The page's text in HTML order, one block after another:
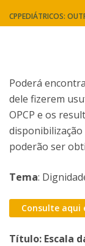
CPPEDIÁTRICOS:
Poderá
dele fizerem
OPCP e os
poderão ser
Tema:
Consulte aqui
Título: Escala